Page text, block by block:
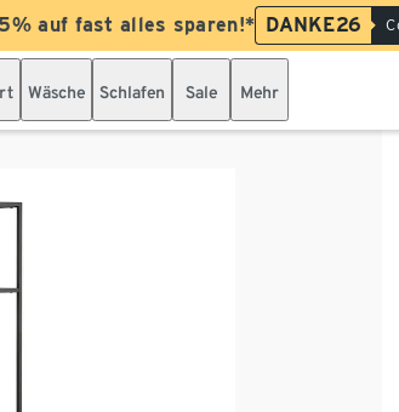
auf fast alles sparen!* DANKE26
Wäsche Schlafen Sale Mehr